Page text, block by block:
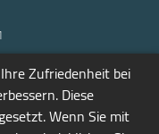
Zufriedenheit bei
Diese
Wenn Sie mit